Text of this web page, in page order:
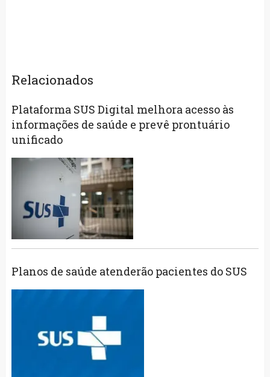
Relacionados
Plataforma SUS Digital melhora acesso às
informações de saúde e prevê prontuário
unificado
Planos de saúde atenderão pacientes do SUS